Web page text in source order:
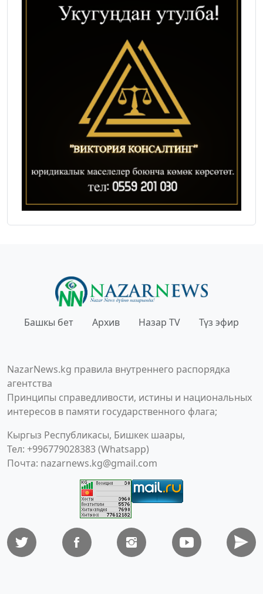
Башкы бет Архив Назар TV Түз эфир
NazarNews.kg правила внутреннего распорядка
агентства
Принципы справедливости, истины и национальных
интересов в памяти государственного флага;
Кыргыз Республикасы, Бишкек шаары,
Тел: +996779028383 (Whatsapp)
Почта: nazarnews.kg@gmail.com